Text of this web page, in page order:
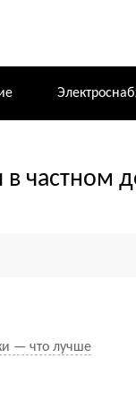
в частном
— что лучше